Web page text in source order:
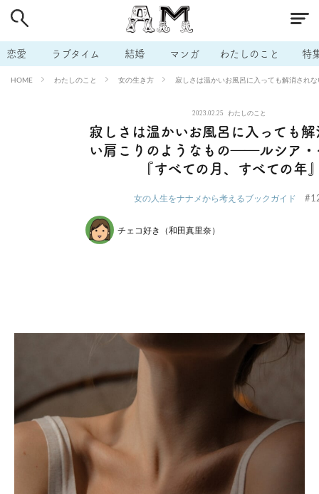
恋愛 ラブタイム 結婚 マンガ わたしのこと 特
HOME わたしのこと 女の生き方 寂しさは温かいお風呂に入っても解消され
2023.02.25 わたしのこと
寂しさは温かいお風呂に入っても
い肩こりのようなもの――ルシア・
『すべての月、すべての年
女の人生をナナメから考えるブックガイド
チェコ好き（和田真里奈）
# 男の本音 # セフレ # 不倫
# 出会う方法 # マッチングアプリ # ラブグッズ # 体の相